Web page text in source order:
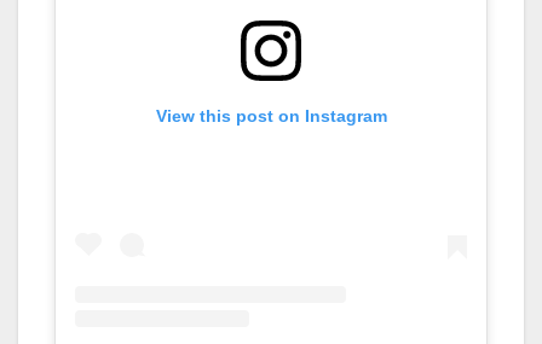
View this post on Instagram